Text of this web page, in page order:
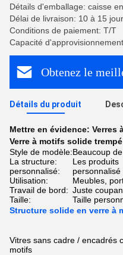
Détails d'emballage: caisse
Délai de livraison: 10 à 15
Conditions de paiement: T/T
Capacité
Obtenez le
Détails du produit
Mettre en évidence: Verres
Verre à motifs solide trempé
Style de modèle:Beaucoup
La structure:
Les produits
personnalisé:
personnalisé
Utilisation:
Meubles,
Travail de bord: Juste
Taille:
Taille
Structure solide en verre à
Vitres sans cadre / encadrés
motifs